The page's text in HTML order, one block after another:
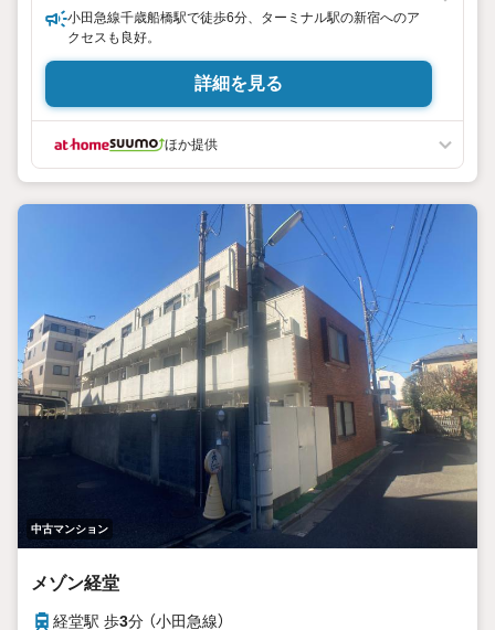
小田急線千歳船橋駅で徒歩6分、ターミナル駅の新宿へのア
クセスも良好。
詳細を見る
ほか提供
中古マンション
メゾン経堂
経堂駅 歩3分 （小田急線）